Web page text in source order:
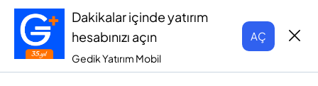
Dakikalar içinde yatırım
hesabınızı açın
Gedik Yatırım Mobil
AÇ